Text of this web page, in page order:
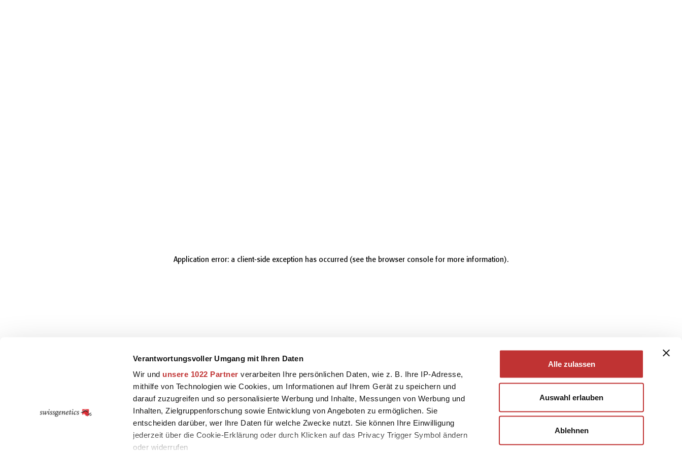
Verantwortungsvoller Umgang mit Ihren Daten
Wir und unsere 1022 Partner verarbeiten Ihre persönlichen Daten, wie z. B. Ihre IP-Adresse,
mithilfe von Technologien wie Cookies, um Informationen auf Ihrem Gerät zu speichern und
darauf zuzugreifen und so personalisierte Werbung und Inhalte, Messungen von Werbung und
Inhalten, Zielgruppenforschung sowie Entwicklung von Angeboten zu ermöglichen. Sie
entscheiden darüber, wer Ihre Daten für welche Zwecke nutzt. Sie können Ihre Einwilligung
jederzeit über die Cookie-Erklärung oder durch Klicken auf das Privacy Trigger Symbol ändern
oder widerrufen
Alle zulassen
Auswahl erlauben
Ablehnen
Application error: a client-side exception has occurred (see the browser console for more information).